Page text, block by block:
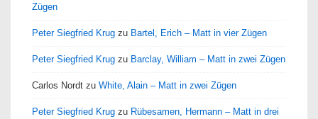
Zügen
Peter Siegfried Krug zu Bartel, Erich – Matt in vier Zügen
Peter Siegfried Krug zu Barclay, William – Matt in zwei Zügen
Carlos Nordt zu White, Alain – Matt in zwei Zügen
Peter Siegfried Krug zu Rübesamen, Hermann – Matt in drei